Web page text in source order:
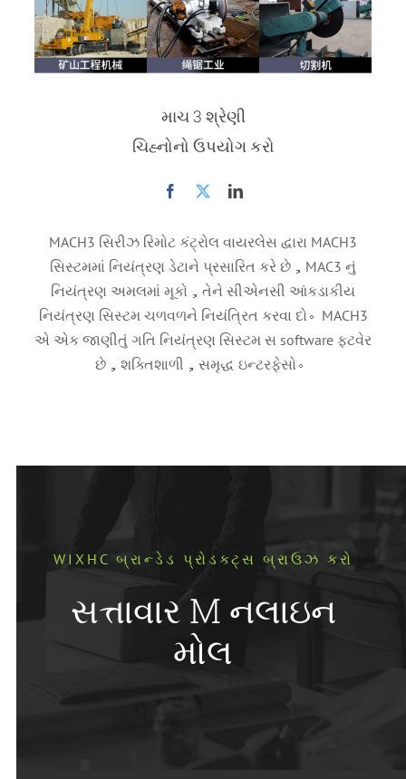
માચ 3 શ્રેણી
ચિહ્નોનો ઉપયોગ કરો
MACH3 સિરીઝ રિમોટ કંટ્રોલ વાયરલેસ દ્વારા MACH3
સિસ્ટમમાં નિયંત્રણ ડેટાને પ્રસારિત કરે છે，MAC3 નું
નિયંત્રણ અમલમાં મૂકો，તેને સીએનસી આંકડાકીય
નિયંત્રણ સિસ્ટમ ચળવળને નિયંત્રિત કરવા દો。MACH3
એ એક જાણીતું ગતિ નિયંત્રણ સિસ્ટમ સ software ફ્ટવેર
છે，શક્તિશાળી，સમૃદ્ધ ઇન્ટરફેસો。
WIXHC બ્રાન્ડેડ પ્રોડક્ટ્સ બ્રાઉઝ કરો
સત્તાવાર M નલાઇન
મોલ